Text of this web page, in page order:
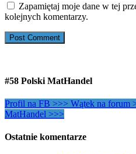
Zapamiętaj moje dane w tej
kolejnych komentarzy.
#58 Polski MatHandel
Profil na FB >>> Wątek na forum
MatHandel >>>
Ostatnie komentarze